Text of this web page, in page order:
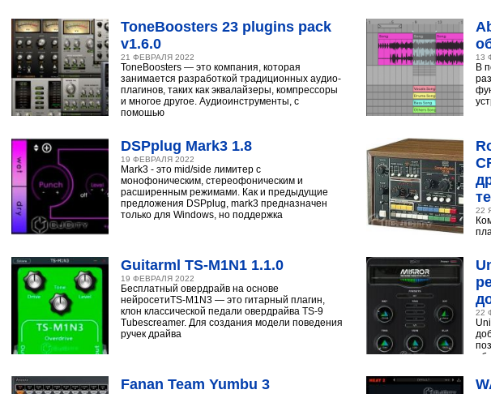
ToneBoosters 23 plugins pack
v1.6.0
21 ФЕВРАЛЯ 2022
ToneBoosters — это компания, которая
занимается разработкой традиционных аудио-
плагинов, таких как эквалайзеры, компрессоры
и многое другое. Аудиоинструменты, с
помощью
DSPplug Mark3 1.8
19 ФЕВРАЛЯ 2022
Mark3 - это mid/side лимитер с
монофоническим, стереофоническим и
расширенным режимами. Как и предыдущие
предложения DSPplug, mark3 предназначен
только для Windows, но поддержка
Guitarml TS-M1N1 1.1.0
19 ФЕВРАЛЯ 2022
Бесплатный овердрайв на основе
нейросетиTS-M1N3 — это гитарный плагин,
клон классической педали овердрайва TS-9
Tubescreamer. Для создания модели поведения
ручек драйва
Fanan Team Yumbu 3
13
В
22
22